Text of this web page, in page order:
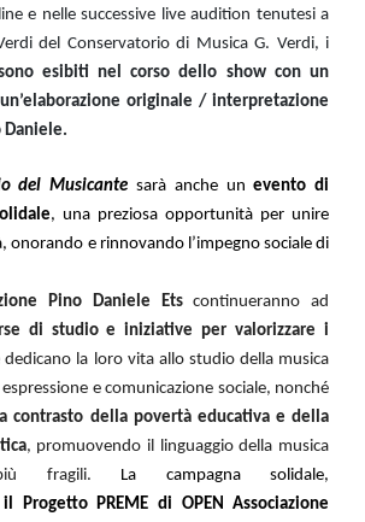
e nelle successive live audition tenutesi a
del Conservatorio di Musica G. Verdi, i
esibiti nel corso dello show con un
originale / interpretazione
Daniele.
del Musicante sarà anche un evento di
, una preziosa opportunità per unire
onorando e rinnovando l’impegno sociale di
Pino Daniele Etscontinueranno ad
di studio e iniziative per valorizzare i
dedicano la loro vita allo studio della musica
e comunicazione sociale, nonché
contrasto della povertà educativa e della
, promuovendo il linguaggio della musica
fragili. La
campagna solidale,
il Progetto PREME di OPEN Associazione